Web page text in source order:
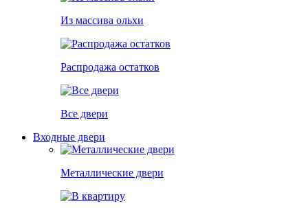
Из массива ольхи
Распродажа остатков
Все двери
Входные двери
Металлические двери